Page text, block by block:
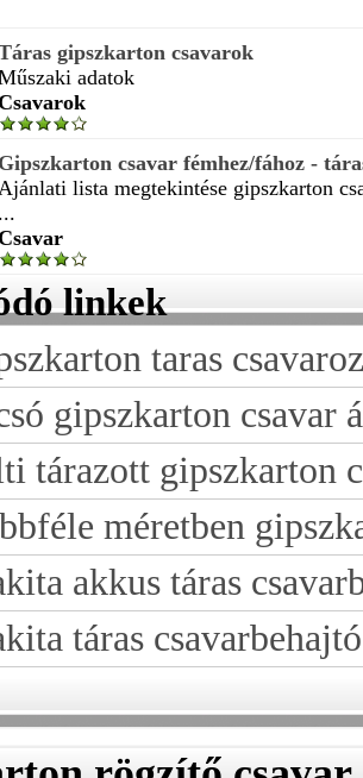
gipszkarton csavarok
adatok
Gipszkarton csavar fémhez/fához -
lista megtekintése gipszkarton
...
linkek
taras
gipszkarton csavar
tárazott gipszkarton
méretben
akkus táras
táras